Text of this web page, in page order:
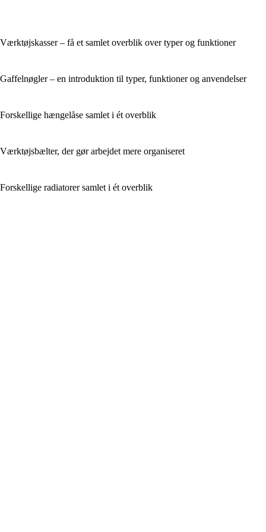
Værktøjskasser – få et samlet overblik over typer og funktioner
Gaffelnøgler – en introduktion til typer, funktioner og anvendelser
Forskellige hængelåse samlet i ét overblik
Værktøjsbælter, der gør arbejdet mere organiseret
Forskellige radiatorer samlet i ét overblik